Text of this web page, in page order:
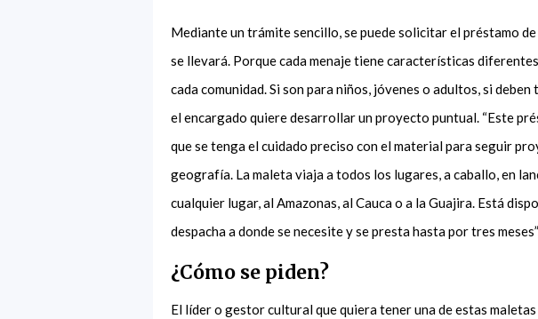
Mediante un trámite sencillo, se puede solicitar el préstamo
se llevará. Porque cada menaje tiene características
cada comunidad. Si son para niños, jóvenes o adultos, si
el encargado quiere desarrollar un proyecto puntual. “Este
que se tenga el cuidado preciso con el material para seguir
geografía. La maleta viaja a todos los lugares, a caballo, en
cualquier lugar, al Amazonas, al Cauca o a la Guajira. Está
despacha a donde se necesite y se presta hasta por tres
¿Cómo se piden?
El líder o gestor cultural que quiera tener una de estas